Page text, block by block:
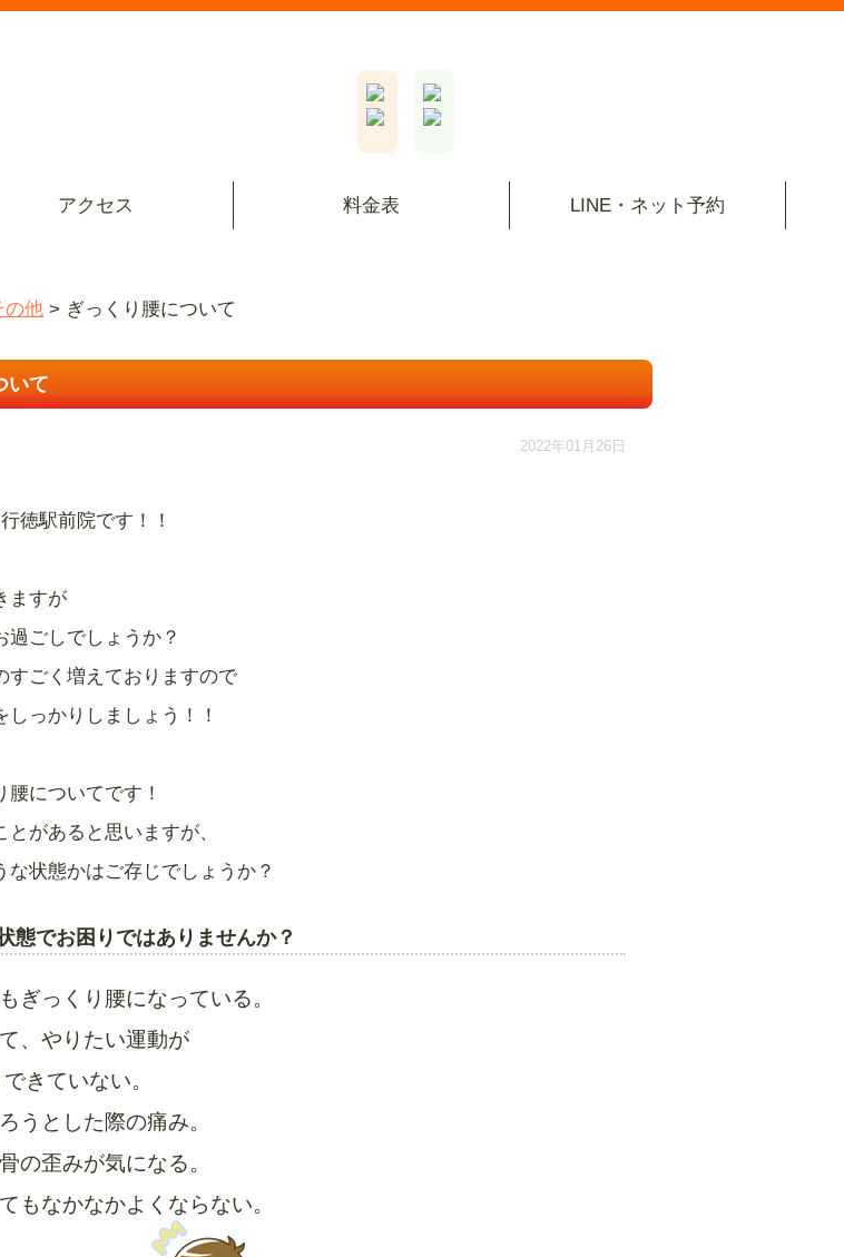
アクセス 料金表 LINE・ネット予約
の他 > ぎっくり腰について
いて
2022年01月26日
徳駅前院です！！
ますが
過ごしでしょうか？
すごく増えておりますので
しっかりしましょう！！
腰についてです！
があると思いますが、
な状態かはご存じでしょうか？
態でお困りではありませんか？
ぎっくり腰になっている。
、やりたい運動が
きていない。
うとした際の痛み。
の歪みが気になる。
もなかなかよくならない。